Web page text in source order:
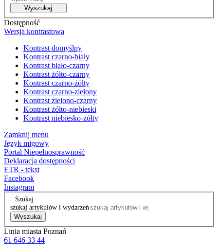
Wyszukaj
Dostępność
Wersja kontrastowa
Kontrast domyślny
Kontrast czarno-biały
Kontrast biało-czarny
Kontrast żółto-czarny
Kontrast czarno-żółty
Kontrast czarno-zielony
Kontrast zielono-czarny
Kontrast żółto-niebieski
Kontrast niebiesko-żółty
Zamknij menu
Język migowy
Portal Niepełnosprawność
Deklaracja dostępności
ETR - tekst
Facebook
Instagram
Szukaj
szukaj artykułów i wydarzeń
Wyszukaj
Linia miasta Poznań
61 646 33 44